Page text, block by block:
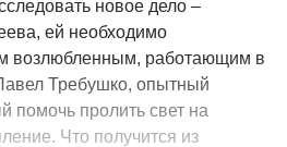
новое дело –
ей необходимо
возлюбленным, работающим в
Требушко, опытный
помочь пролить свет на
Что получится из